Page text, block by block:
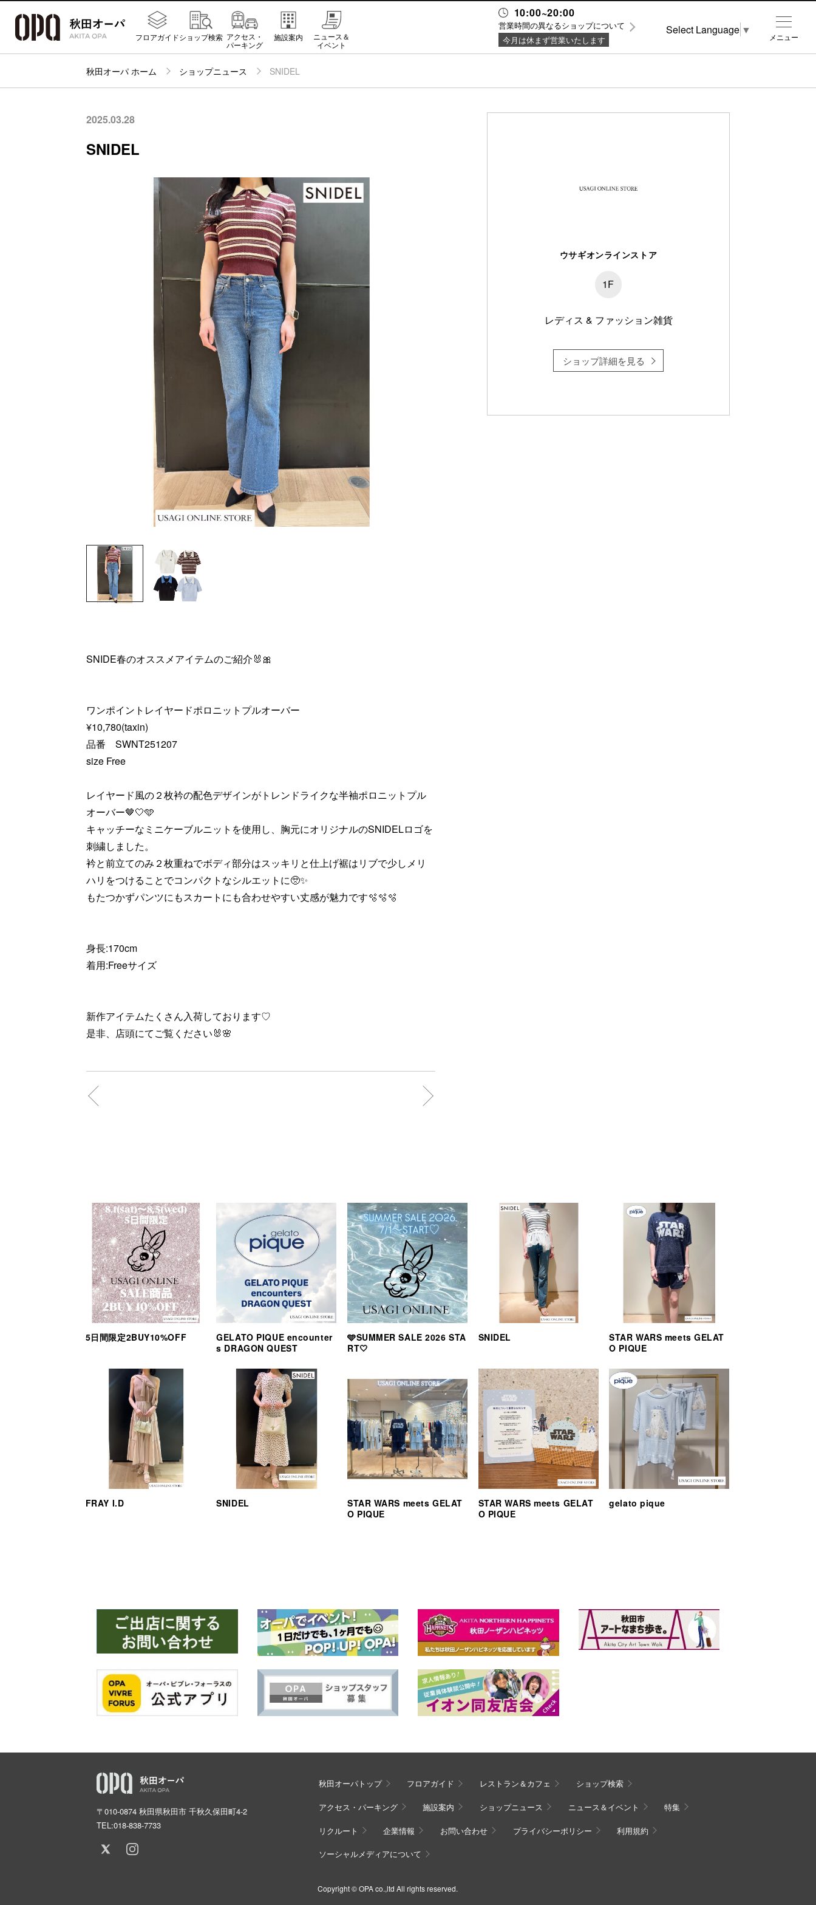
10:00~20:00
営業時間の異なるショップについて
今月は休まず営業いたします
フロアガイドショップ検索 アクセス・
パーキング
施設案内
ニュース＆
イベント
秋田オーパ ホーム ショップニュース SNIDEL
2025.03.28
SNIDEL
SNIDE春のオススメアイテムのご紹介🐰🎀
ワンポイントレイヤードポロニットプルオーバー
¥10,780(taxin)
品番 SWNT251207
size Free
レイヤード風の２枚衿の配色デザインがトレンドライクな半袖ポロニットプル
オーバー🤎🤍🩵
キャッチーなミニケーブルニットを使用し、胸元にオリジナルのSNIDELロゴを
刺繍しました。
衿と前立てのみ２枚重ねでボディ部分はスッキリと仕上げ裾はリブで少しメリ
ハリをつけることでコンパクトなシルエットに🥺✨
もたつかずパンツにもスカートにも合わせやすい丈感が魅力です🫧🫧🫧
身長:170cm
着用:Freeサイズ
新作アイテムたくさん入荷しております♡
是非、店頭にてご覧ください🐰🌸
ウサギオンラインストア
1F
レディス & ファッション雑貨
ショップ詳細を見る
5日間限定2BUY10%OFF
GELATO PIQUE encounter
s DRAGON QUEST
🩵SUMMER SALE 2026 STA
RT🤍
SNIDEL
STAR WARS meets GELAT
O PIQUE
FRAY I.D SNIDEL
STAR WARS meets GELAT
O PIQUE
STAR WARS meets GELAT
O PIQUE
gelato pique
〒010-0874 秋田県秋田市 千秋久保田町4-2
TEL:018-838-7733
秋田オーパトップ フロアガイド レストラン＆カフェ ショップ検索
アクセス・パーキング 施設案内 ショップニュース ニュース＆イベント 特集
リクルート 企業情報 お問い合わせ プライバシーポリシー 利用規約
ソーシャルメディアについて
Copyright © OPA co.,ltd All rights reserved.
メニュー
Select Language ▼